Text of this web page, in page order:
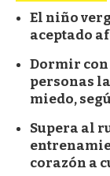
El niño
aceptado
Dormir
personas
miedo,
Supera al
corazón a